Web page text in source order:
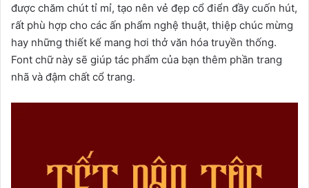
được chăm chút tỉ mỉ, tạo nên vẻ đẹp cổ điển đầy cuốn hút,
rất phù hợp cho các ấn phẩm nghệ thuật, thiệp chúc mừng
hay những thiết kế mang hơi thở văn hóa truyền thống.
Font chữ này sẽ giúp tác phẩm của bạn thêm phần trang
nhã và đậm chất cổ trang.